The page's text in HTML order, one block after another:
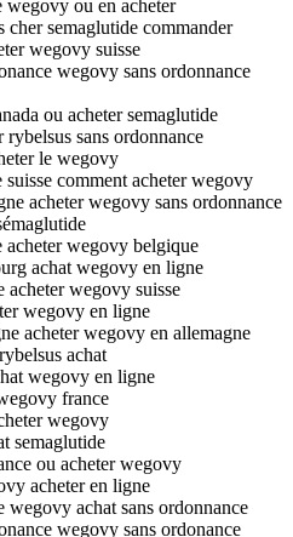
wegovy ou en acheter
semaglutide commander
wegovy suisse
wegovy sans ordonnance
ou acheter semaglutide
rybelsus sans ordonnance
le wegovy
comment acheter wegovy
acheter wegovy sans ordonnance
acheter wegovy belgique
achat wegovy en ligne
acheter wegovy suisse
wegovy en ligne
acheter wegovy en allemagne
achat
wegovy en ligne
france
wegovy
semaglutide
ou acheter wegovy
acheter en ligne
wegovy achat sans ordonnance
wegovy sans ordonance